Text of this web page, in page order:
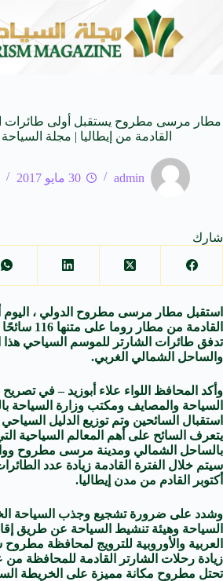
العالمية 8 أغسطس 2026 وزير
مطار مرسى مطروح يستقبل أولى طائرات
القادمة من إيطاليا | مجلة السياحة
admin 30 مايو 2017
شارك
استقبل مطار مرسى مطروح الدولي ، اليوم
القادمة من
تدفق طائرات الشارتر للموسم السياحي هذا
والساحل الشمالي الغربي.
وأكد المحافظ اللواء علاء أبوزيد – في تصريح
السياحة والمصايف ومكتب وزارة السياحة
استقبال السائحين وتم توزيع الدليل
يتعرف السائح على أهم المعالم السياحية
بالساحل الشمالي ومدينة مرسى مطروح
سيتم خلال الفترة القادمة زيادة عدد
أكتوبر القادم من مدن إيطاليا.
وشدد على ضرورة تشجيع وجذب السياحة
السياحة وهيئة تنشيط السياحة عن طريق
العربية والأوروبية للترويج لمحافظة
زيادة رحلات الشارتر القادمة للمحافظة
تحتل مطروح مكانة مميزة على الخريطة